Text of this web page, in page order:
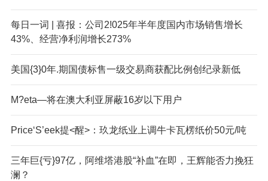
每日一词 | 喜报：公司2!025年半年度国内市场销售增长
43%、经营净利润增长273%
美国{3}0年.期国债标售一级交易商获配比例创纪录新低
M?eta—将在澳大利亚屏蔽16岁以下用户
Price‘S’eek提<醒>：玖龙纸业上调牛卡瓦楞纸价50元/吨
三年巨{亏}97亿，阿维塔港股“补血”在即，王辉能否力挽狂
澜？